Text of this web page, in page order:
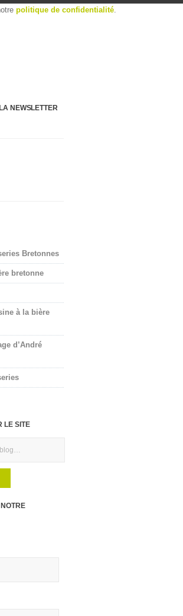
politique de confidentialité.
NEWSLETTER
Bretonnes
bretonne
à la bière
d’André
LE SITE